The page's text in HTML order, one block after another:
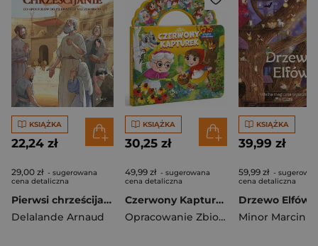
KSIĄŻKA
22,24 zł
29,00 zł - sugerowana
cena detaliczna
Pierwsi chrześcijanie
Delalande Arnaud
KSIĄŻKA
30,25 zł
49,99 zł - sugerowana
cena detaliczna
Czerwony Kapturek
Opracowanie Zbiorowe
KSIĄŻKA
39,99 zł
59,99 zł -
cena detaliczna
Minor Marcin